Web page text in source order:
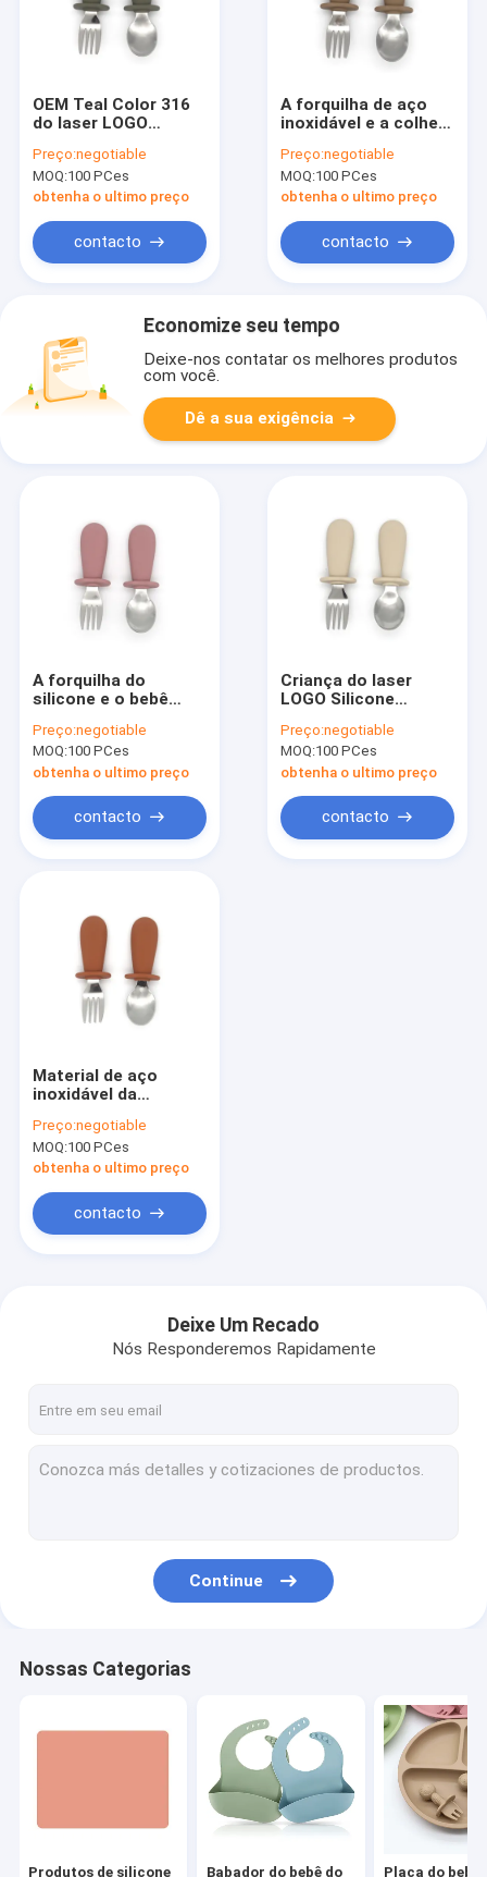
Excursão da fábrica
Placa do bebê do silicone
Bacia da sução do silicone
OEM Teal Color 316
do laser LOGO
de aço inoxidável
Preço:negotiable
MOQ:100 PCes
obtenha o ultimo preço
contacto
A forquilha de aço
inoxidável e a colher
316 ajustaram uma
altura de 4,33
polegadas uma
polegadas
Preço:negotiable
MOQ:100 PCes
obtenha o ultimo preço
contacto
Economize seu tempo
Deixe-nos contatar os melhores produtos
com você.
Dê a sua exigência
A forquilha do
silicone e o bebê
grupo da colher
usam imprimir o OEM
do LOGOTIPO
Preço:negotiable
MOQ:100 PCes
obtenha o ultimo preço
contacto
Criança do laser
LOGO Silicone
bebê 1-3 anos velha
Preço:negotiable
MOQ:100 PCes
obtenha o ultimo preço
contacto
Material de aço
inoxidável da
prata do bebê do
silicone para
crianças
Preço:negotiable
MOQ:100 PCes
obtenha o ultimo preço
contacto
Deixe Um Recado
Nós Responderemos Rapidamente
Continue
Nossas Categorias
Produtos de silicone Babador do bebê do Placa do bebê